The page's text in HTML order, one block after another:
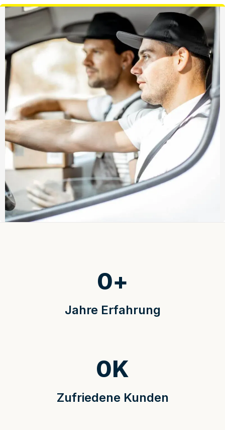
Jahre Erfahrung
0+
Zufriedene Kunden
0K